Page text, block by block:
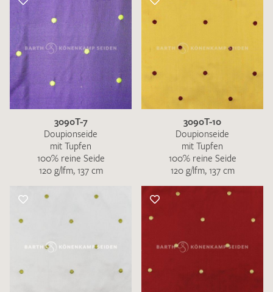
3090T-7
Doupionseide
mit Tupfen
100% reine Seide
120 g/lfm, 137 cm
3090T-10
Doupionseide
mit Tupfen
100% reine Seide
120 g/lfm, 137 cm